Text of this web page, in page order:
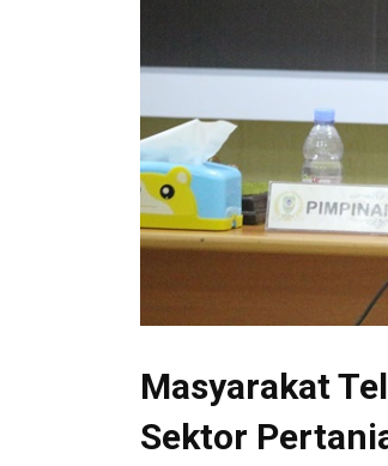
Masyarakat
Sektor